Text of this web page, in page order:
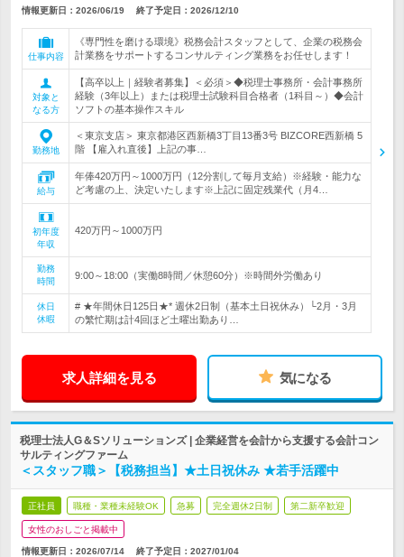
情報更新日：2026/06/19 終了予定日： 2026/12/10
仕事内容
《専門性を磨ける環境》税務会計スタッフとして、企業の税務会
計業務をサポートするコンサルティング業務をお任せします！
対象と
なる方
【高卒以上｜経験者募集】＜必須＞◆税理士事務所・会計事務所
経験（3年以上）または税理士試験科目合格者（1科目～）◆会計
ソフトの基本操作スキル
勤務地
＜東京支店＞ 東京都港区西新橋3丁目13番3号 BIZCORE西新橋 5
階 【雇入れ直後】上記の事…
給与
年俸420万円～1000万円（12分割して毎月支給）※経験・能力な
ど考慮の上、決定いたします※上記に固定残業代（月4…
初年度
年収
420万円～1000万円
勤務
時間
9:00～18:00（実働8時間／休憩60分）※時間外労働あり
休日
休暇
# ★年間休日125日★* 週休2日制（基本土日祝休み）└2月・3月
の繁忙期は計4回ほど土曜出勤あり…
求人詳細を見る 気になる
税理士法人G＆Sソリューションズ | 企業経営を会計から支援する会計コン
サルティングファーム
＜スタッフ職＞【税務担当】★土日祝休み ★若手活躍中
正社員 職種・業種未経験OK 急募 完全週休2日制 第二新卒歓迎
女性のおしごと掲載中
情報更新日：2026/07/14 終了予定日： 2027/01/04